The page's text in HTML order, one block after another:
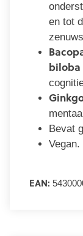
en tot
biloba
Bevat
Vegan.
EAN: